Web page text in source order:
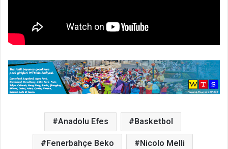
Anadolu Efes Basketbol
Fenerbahçe Beko Nicolo Melli